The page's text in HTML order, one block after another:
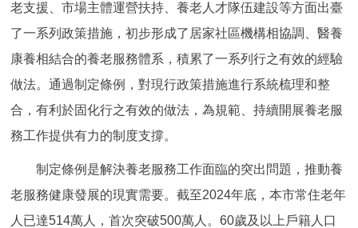
ESPAÑOL العربية PORTUGUÊS
老支援、市場主體運營扶持、養老人才隊伍建設等方面出臺
了一系列政策措施，初步形成了居家社區機構相協調、醫養
康養相結合的養老服務體系，積累了一系列行之有效的經驗
做法。通過制定條例，對現行政策措施進行系統梳理和整
合，有利於固化行之有效的做法，為規範、持續開展養老服
務工作提供有力的制度支撐。
制定條例是解決養老服務工作面臨的突出問題，推動養
老服務健康發展的現實需要。截至2024年底，本市常住老年
人已達514萬人，首次突破500萬人。60歲及以上戶籍人口